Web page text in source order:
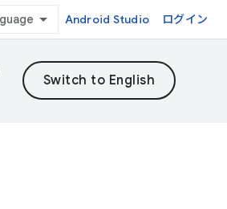
Android Studio ログイン